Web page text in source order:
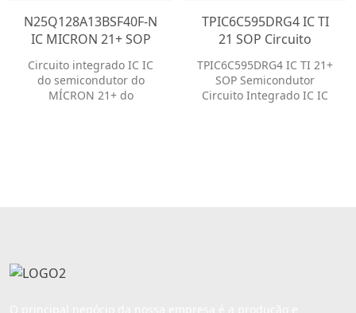
N25Q128A13BSF40F-N
IC MICRON 21+ SOP
Circuito Integrado IC
IC
Circuito integrado IC IC
do semicondutor do
MÍCRON 21+ do
TPIC6C595DRG4 IC TI
21 SOP Circuito
TPIC6C595DRG4 IC TI 21+
SOP Semicondutor
Circuito Integrado IC IC